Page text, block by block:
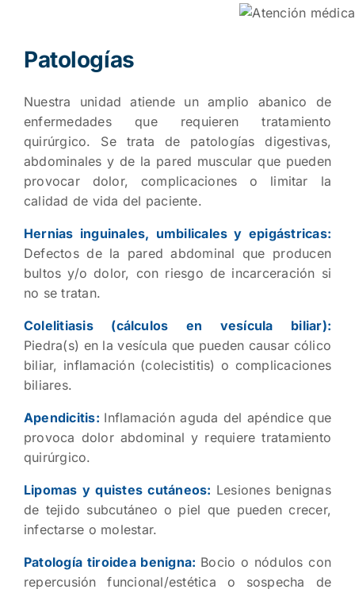
Patologías
Nuestra unidad atiende un amplio abanico de
enfermedades que requieren tratamiento
quirúrgico. Se trata de patologías digestivas,
abdominales y de la pared muscular que pueden
provocar dolor, complicaciones o limitar la
calidad de vida del paciente.
Hernias inguinales, umbilicales y epigástricas:
Defectos de la pared abdominal que producen
bultos y/o dolor, con riesgo de incarceración si
no se tratan.
Colelitiasis (cálculos en vesícula biliar):
Piedra(s) en la vesícula que pueden causar cólico
biliar, inflamación (colecistitis) o complicaciones
biliares.
Apendicitis: Inflamación aguda del apéndice que
provoca dolor abdominal y requiere tratamiento
quirúrgico.
Lipomas y quistes cutáneos: Lesiones benignas
de tejido subcutáneo o piel que pueden crecer,
infectarse o molestar.
Patología tiroidea benigna: Bocio o nódulos con
repercusión funcional/estética o sospecha de